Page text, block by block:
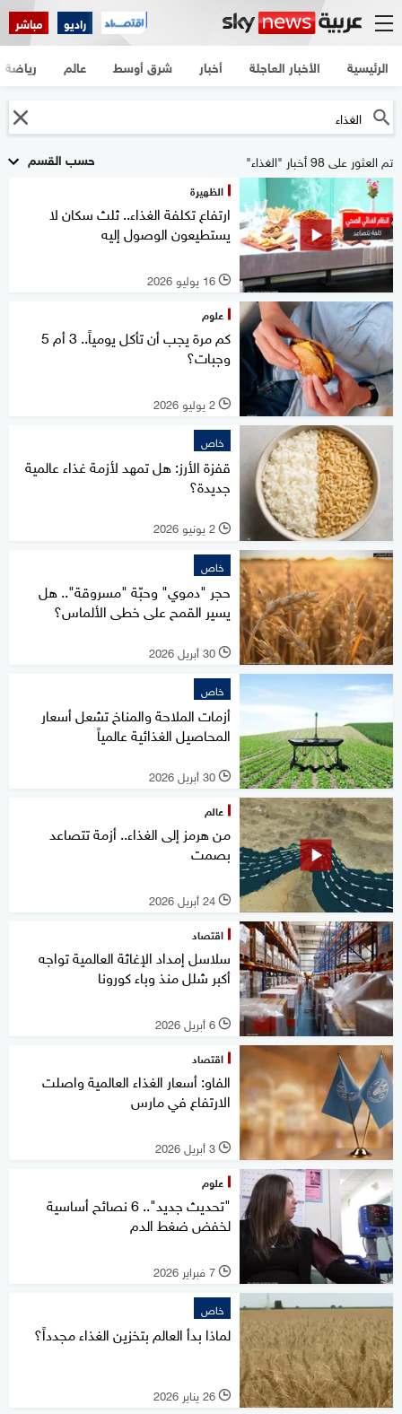
راديو مباشر
الرئيسية الأخبار العاجلة أخبار شرق أوسط عالم رياضة
حسب القسم تم العثور على 98 أخبار "الغذاء"
الظهيرة
ارتفاع تكلفة الغذاء.. ثلث سكان لا
يستطيعون الوصول إليه
l 16 يوليو 2026
علوم
كم مرة يجب أن تأكل يومياً.. 3 أم 5
وجبات؟
l 2 يوليو 2026
خاص
قفزة الأرز: هل تمهد لأزمة غذاء عالمية
جديدة؟
l 2 يونيو 2026
خاص
حجر "دموي" وحبّة "مسروقة".. هل
يسير القمح على خطى الألماس؟
l 30 أبريل 2026
خاص
أزمات الملاحة والمناخ تشعل أسعار
المحاصيل الغذائية عالمياً
l 30 أبريل 2026
عالم
من هرمز إلى الغذاء.. أزمة تتصاعد
بصمت
l 24 أبريل 2026
اقتصاد
سلاسل إمداد الإغاثة العالمية تواجه
أكبر شلل منذ وباء كورونا
l 6 أبريل 2026
اقتصاد
الفاو: أسعار الغذاء العالمية واصلت
الارتفاع في مارس
l 3 أبريل 2026
علوم
"تحديث جديد".. 6 نصائح أساسية
لخفض ضغط الدم
l 7 فبراير 2026
خاص
لماذا بدأ العالم بتخزين الغذاء مجدداً؟
l 26 يناير 2026